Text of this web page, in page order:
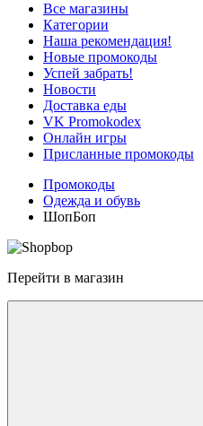
Все магазины
Категории
Наша рекомендация!
Новые промокоды
Успей забрать!
Новости
Доставка еды
VK Promokodex
Онлайн игры
Присланные промокоды
Промокоды
Одежда и обувь
ШопБоп
Перейти в магазин